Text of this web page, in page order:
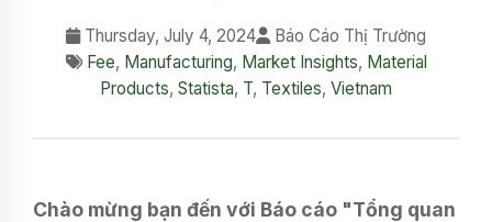
Thursday, July 4, 2024
Báo Cáo Thị Trường
Fee, Manufacturing, Market Insights, Material
Products, Statista, T, Textiles, Vietnam
Chào mừng bạn đến với Báo cáo "Tổng quan